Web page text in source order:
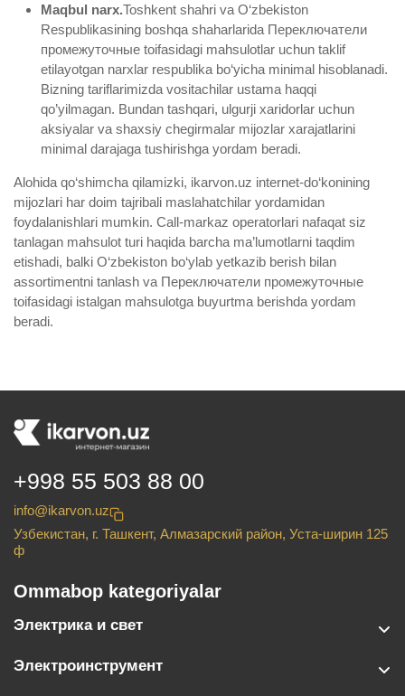
Maqbul narx.Toshkent shahri va O‘zbekiston
Respublikasining boshqa shaharlarida Переключатели
промежуточные toifasidagi mahsulotlar uchun taklif
etilayotgan narxlar respublika bo‘yicha minimal hisoblanadi.
Bizning tariflarimizda vositachilar ustama haqqi
qo’yilmagan. Bundan tashqari, ulgurji xaridorlar uchun
aksiyalar va shaxsiy chegirmalar mijozlar xarajatlarini
minimal darajaga tushirishga yordam beradi.
Alohida qo‘shimcha qilamizki, ikarvon.uz internet-do‘konining
mijozlari har doim tajribali maslahatchilar yordamidan
foydalanishlari mumkin. Call-markaz operatorlari nafaqat siz
tanlagan mahsulot turi haqida barcha ma’lumotlarni taqdim
etishadi, balki O‘zbekiston bo‘ylab yetkazib berish bilan
assortimentni tanlash va Переключатели промежуточные
toifasidagi istalgan mahsulotga buyurtma berishda yordam
beradi.
+998 55 503 88 00
info@ikarvon.uz
Узбекистан, г. Ташкент, Алмазарский район, Уста-ширин 125
ф
Ommabop kategoriyalar
Электрика и свет
Электроинструмент